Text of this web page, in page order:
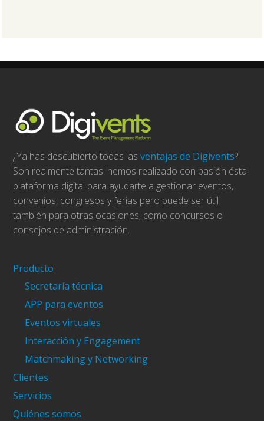
¿Ya has descubierto todas lasventajas de Digivents?
Son realmente tantas: hemos realizado con pasión ésta
plataforma digital para ayudarte a gestionar eventos,
convenios, congresos y ferias pero puede ser útil
también para otras ocasiones, como concursos o
consejos de administración.
Producto
Secretaría técnica
APP para eventos
Eventos virtuales
Interacción y Engagement
Matchmaking y Networking
Clientes
Servicios
Quiénes somos